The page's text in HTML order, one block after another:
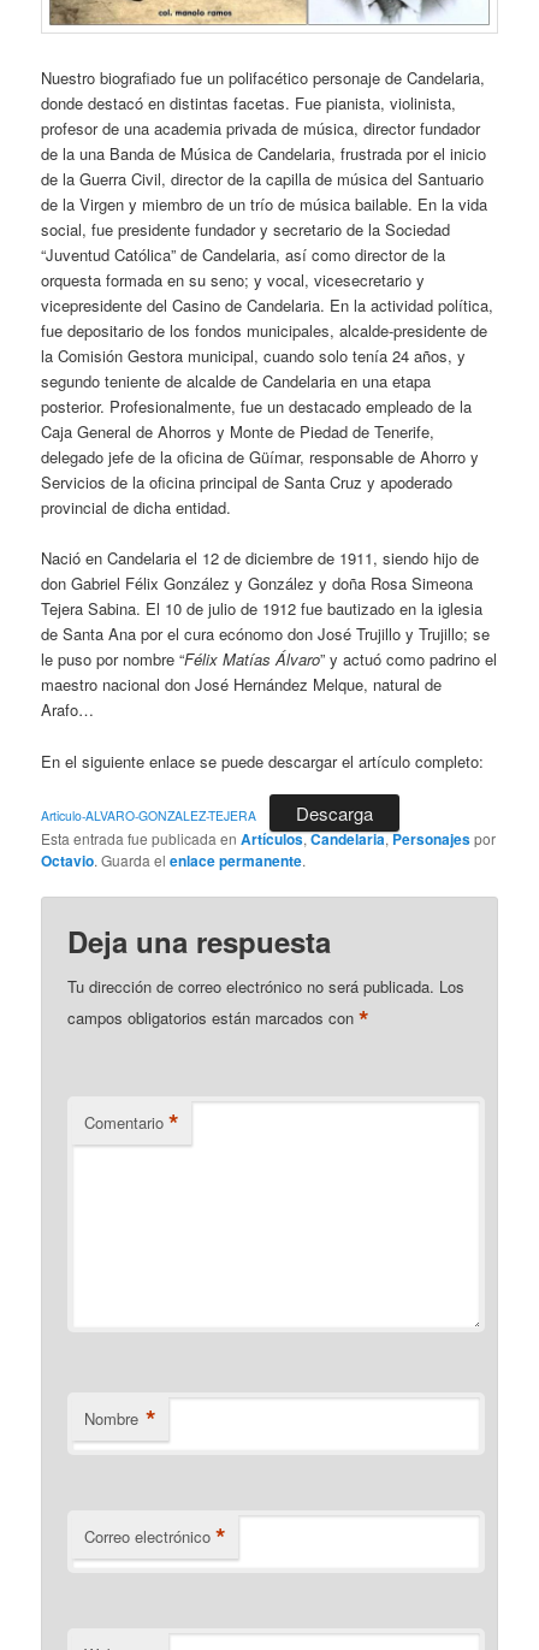
Nuestro biografiado fue un polifacético personaje de Candelaria,
donde destacó en distintas facetas. Fue pianista, violinista,
profesor de una academia privada de música, director fundador
de la una Banda de Música de Candelaria, frustrada por el inicio
de la Guerra Civil, director de la capilla de música del Santuario
de la Virgen y miembro de un trío de música bailable. En la vida
social, fue presidente fundador y secretario de la Sociedad
“Juventud Católica” de Candelaria, así como director de la
orquesta formada en su seno; y vocal, vicesecretario y
vicepresidente del Casino de Candelaria. En la actividad política,
fue depositario de los fondos municipales, alcalde-presidente de
la Comisión Gestora municipal, cuando solo tenía 24 años, y
segundo teniente de alcalde de Candelaria en una etapa
posterior. Profesionalmente, fue un destacado empleado de la
Caja General de Ahorros y Monte de Piedad de Tenerife,
delegado jefe de la oficina de Güímar, responsable de Ahorro y
Servicios de la oficina principal de Santa Cruz y apoderado
provincial de dicha entidad.
Nació en Candelaria el 12 de diciembre de 1911, siendo hijo de
don Gabriel Félix González y González y doña Rosa Simeona
Tejera Sabina. El 10 de julio de 1912 fue bautizado en la iglesia
de Santa Ana por el cura ecónomo don José Trujillo y Trujillo; se
le puso por nombre “Félix Matías Álvaro” y actuó como padrino el
maestro nacional don José Hernández Melque, natural de
Arafo…
En el siguiente enlace se puede descargar el artículo completo:
Articulo-ALVARO-GONZALEZ-TEJERA Descarga
Esta entrada fue publicada enArtículos,Candelaria,Personajespor
Octavio. Guarda elenlace permanente.
Deja una respuesta
Tu dirección de correo electrónico no será publicada. Los
campos obligatorios están marcados con*
Comentario *
Nombre *
Correo electrónico *